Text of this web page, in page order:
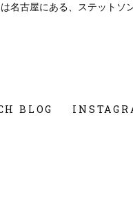
名古屋にある、ステット
BLOG